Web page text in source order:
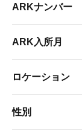
ARKナンバー
ARK入所月
ロケーション
性別